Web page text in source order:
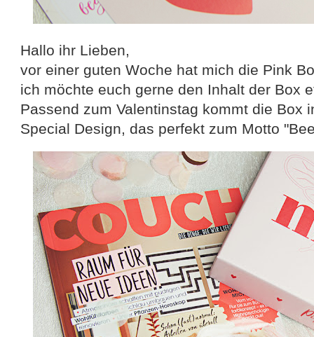
Hallo ihr Lieben,
vor einer guten Woche hat mich die Pink
ich möchte euch gerne den Inhalt der Box
Passend zum Valentinstag kommt die Box
Special Design, das perfekt zum Motto